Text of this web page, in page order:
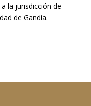
la jurisdicción de
de Gandía.